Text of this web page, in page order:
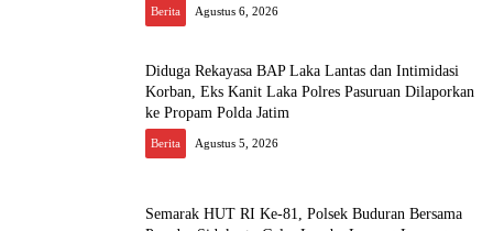
Berita Agustus 6, 2026
Diduga Rekayasa BAP Laka Lantas dan Intimidasi
Korban, Eks Kanit Laka Polres Pasuruan Dilaporkan
ke Propam Polda Jatim
Berita Agustus 5, 2026
Semarak HUT RI Ke-81, Polsek Buduran Bersama